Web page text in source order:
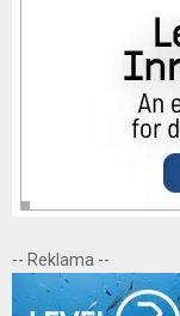
-- Reklama --